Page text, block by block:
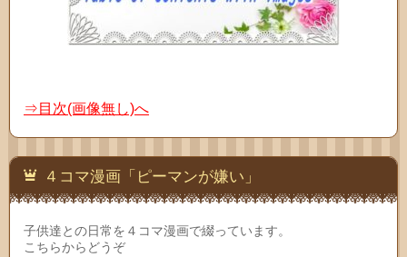
⇒目次(画像無し)へ
４コマ漫画「ピーマンが嫌い」
子供達との日常を４コマ漫画で綴っています。
こちらからどうぞ